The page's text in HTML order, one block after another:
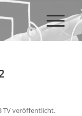
TV veröffentlicht.